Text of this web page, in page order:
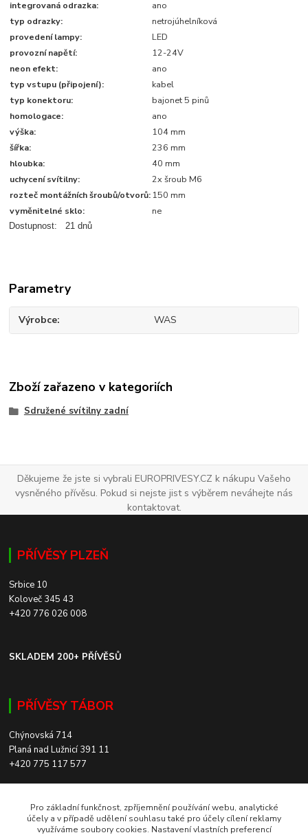
integrovaná odrazka:
ano
typ odrazky:
netrojúhelníková
provedení lampy:
LED
provozní napětí:
12-24V
neon efekt:
ano
typ vstupu (připojení):
kabel
typ konektoru:
bajonet 5 pinů
homologace:
ano
výška:
104 mm
šířka:
236 mm
hloubka:
40 mm
uchycení svítilny:
2x šroub M6
rozteč montážních šroubů/otvorů:150 mm
vyměnitelné sklo:
ne
Dostupnost: 21 dnů
Parametry
Výrobce WAS
Zboží zařazeno v kategoriích
Sdružené svítilny zadní
Děkujeme že jste si vybrali EUROPRIVESY.CZ k nákupu Vašeho
vysněného přívěsu. Pokud si nejste jist s výběrem neváhejte nás
kontaktovat.
PŘÍVĚSY PLZEŇ
Srbice 10
Koloveč 345 43
+420 776 026 008
SKLADEM 200+ PŘÍVĚSŮ
PŘÍVĚSY TÁBOR
Chýnovská 714
Planá nad Lužnicí 391 11
+420 775 117 577
Pro základní funkčnost, zpříjemnění používání webu, analytické
účely a v případě udělení souhlasu také pro účely cílení reklamy
využíváme soubory cookies. Nastavení vlastních preferencí